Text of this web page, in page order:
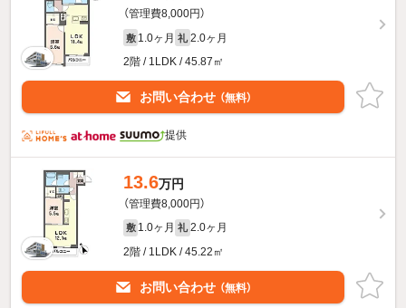
（管理費8,000円）
敷 1.0ヶ月 礼 2.0ヶ月
2階 / 1LDK / 45.87㎡
お問い合わせ （無料）
提供
13.6万円
（管理費8,000円）
敷 1.0ヶ月 礼 2.0ヶ月
2階 / 1LDK / 45.22㎡
お問い合わせ （無料）